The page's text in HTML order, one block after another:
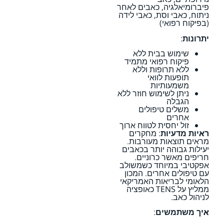
פיברומיאלגיה, כאבים לאחר
ניתוח, כאבי וסת, כאבי לידה
(בפיקוח רפואי)
יתרונות:
שימוש בבית ללא
פיקוח רפואי מתמיד
ללא תרופות וללא
תופעות לוואי
משמעותיות
ניתן לשימוש חוזר ללא
הגבלה
משלים טיפולים
אחרים
זול יחסית לטווח ארוך
ראיות מדעיות: מחקרים
מראים תוצאות מעורבות.
יעילות גבוהה יותר בכאבים
חריפים מאשר כרוניים.
אפקטיבי במיוחד כשמשולב
עם טיפולים אחרים. המכון
הלאומי לבריאות האמריקאי
ממליץ על TENS כאופציה
לניהול כאב.
איך משתמשים: